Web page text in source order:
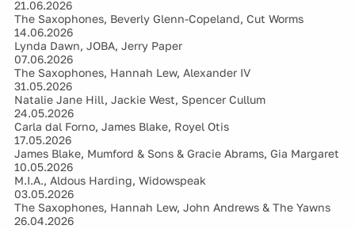
21.06.2026
The Saxophones, Beverly Glenn-Copeland, Cut Worms
14.06.2026
Lynda Dawn, JOBA, Jerry Paper
07.06.2026
The Saxophones, Hannah Lew, Alexander IV
31.05.2026
Natalie Jane Hill, Jackie West, Spencer Cullum
24.05.2026
Carla dal Forno, James Blake, Royel Otis
17.05.2026
James Blake, Mumford & Sons & Gracie Abrams, Gia Margaret
10.05.2026
M.I.A., Aldous Harding, Widowspeak
03.05.2026
The Saxophones, Hannah Lew, John Andrews & The Yawns
26.04.2026